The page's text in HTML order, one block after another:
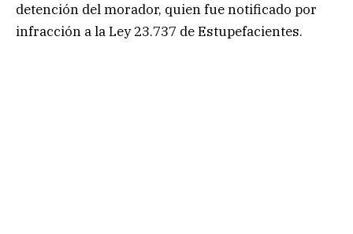
detención del morador, quien fue notificado por
infracción a la Ley 23.737 de Estupefacientes.